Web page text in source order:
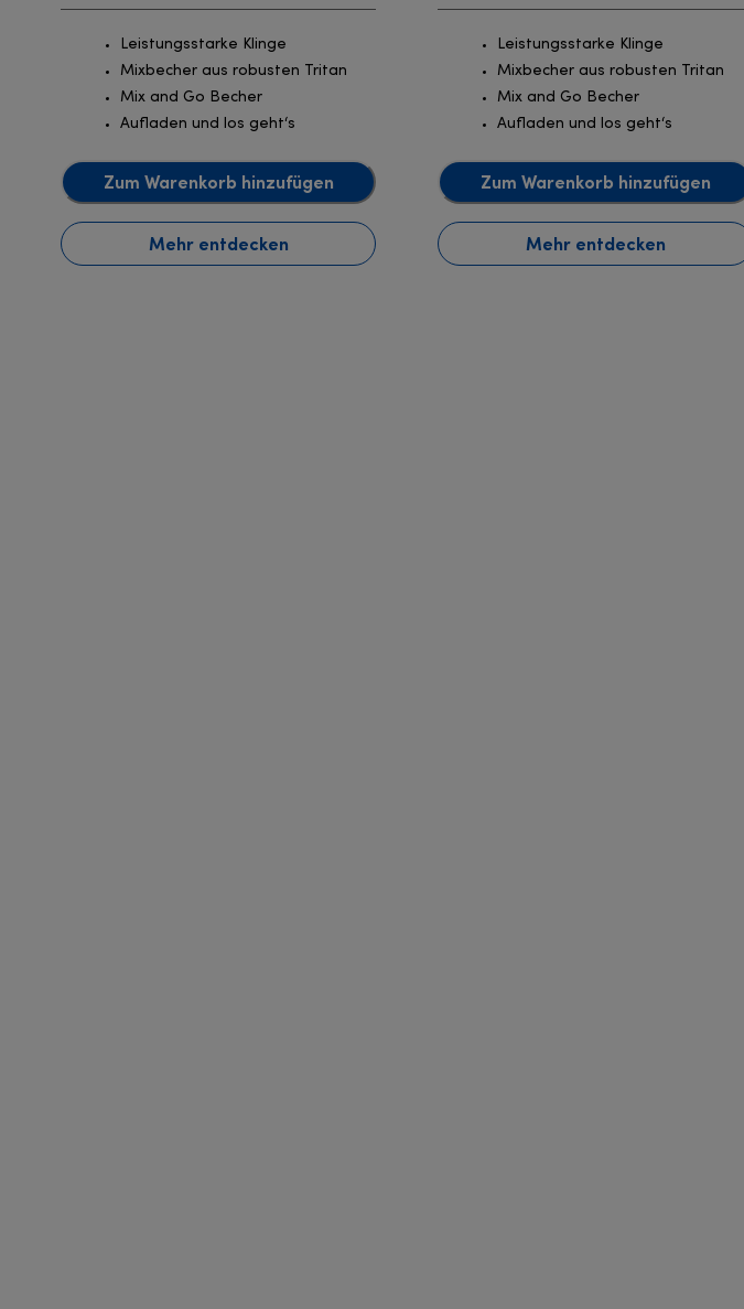
Leistungsstarke Klinge
Mixbecher aus robusten Tritan
Mix and Go Becher
Aufladen und los geht‘s
Zum Warenkorb hinzufügen
Mehr entdecken
Leistungsstarke Klinge
Mixbecher aus robusten Tritan
Mix and Go Becher
Aufladen und los geht‘s
Zum Warenkorb hinzufügen
Mehr entdecken